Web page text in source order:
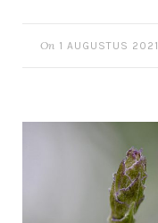
On 1 AUGUSTUS 2021